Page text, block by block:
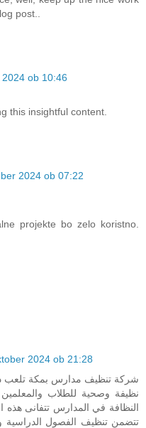
post..
ob 10:46
this insightful content.
2024 ob 07:22
projekte bo zelo koristno.
2024 ob 21:28
شركة تنظيف مدارس بمكة تلعب
نظيفة وصحية للطلاب
النظافة في المدارس تتفانى
تتضمن تنظيف الفصول الدراسية